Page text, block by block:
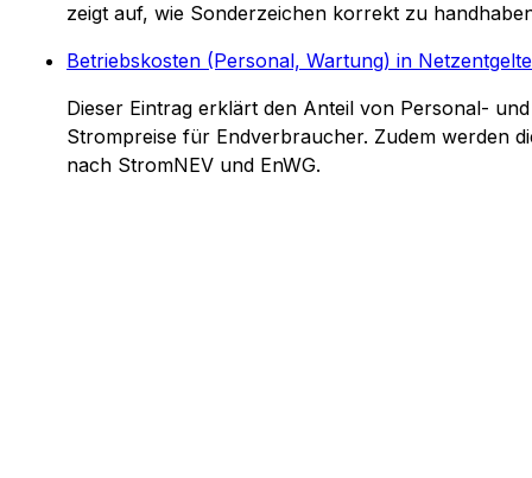
zeigt auf, wie Sonderzeichen korrekt zu
Betriebskosten (Personal, Wartung) in
Dieser Eintrag erklärt den Anteil von Personal-
Strompreise für Endverbraucher. Zudem werden
nach StromNEV und EnWG.